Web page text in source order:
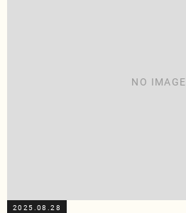
NO IMAGE
2025.08.28